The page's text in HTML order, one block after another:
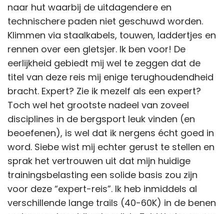
naar hut waarbij de uitdagendere en
technischere paden niet geschuwd worden.
Klimmen via staalkabels, touwen, laddertjes en
rennen over een gletsjer. Ik ben voor! De
eerlijkheid gebiedt mij wel te zeggen dat de
titel van deze reis mij enige terughoudendheid
bracht. Expert? Zie ik mezelf als een expert?
Toch wel het grootste nadeel van zoveel
disciplines in de bergsport leuk vinden (en
beoefenen), is wel dat ik nergens écht goed in
word. Siebe wist mij echter gerust te stellen en
sprak het vertrouwen uit dat mijn huidige
trainingsbelasting een solide basis zou zijn
voor deze “expert-reis”. Ik heb inmiddels al
verschillende lange trails (40-60K) in de benen